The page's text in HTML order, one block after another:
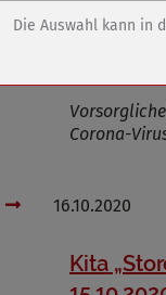
Corona-
16.10.2020
Kita
Speichert die
Cookies.
_osm_totp_token
Die Auswahl kann in